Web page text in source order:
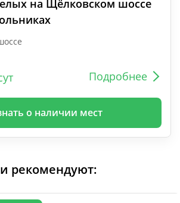
на Щёлковском шоссе
Подробнее
о наличии мест
рекомендуют: